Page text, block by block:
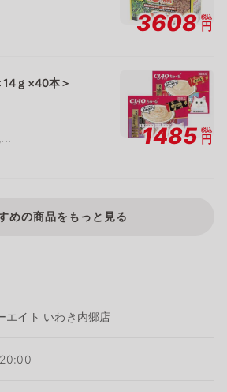
3608 税込
円
ｇ×40本＞
1485 税込
円
めの商品をもっと見る
エイト いわき内郷店